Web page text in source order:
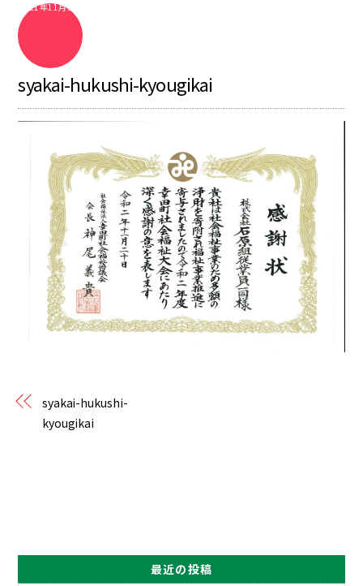
2021年11月3日
syakai-hukushi-kyougikai
syakai-hukushi-
kyougikai
最近の投稿